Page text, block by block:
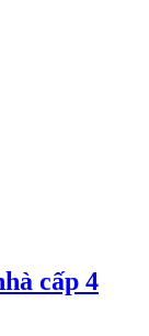
cấp 4